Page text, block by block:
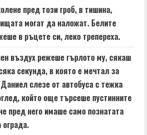
пред този гроб, в тишина,
могат да наложат. Белите
в ръцете си, леко трепереха.
въздух режеше гърлото му, сякаш
секунда, в която е мечтал за
слезе от автобуса с тежка
който още търсеше пустинните
пред него имаше само познатата
ограда.